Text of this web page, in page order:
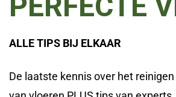
ALLE TIPS BIJ ELKAAR
De laatste kennis over het